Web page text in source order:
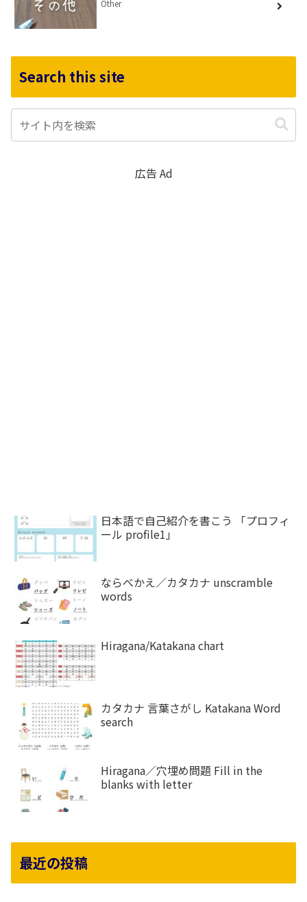
Other
Search this site
広告 Ad
日本語で自己紹介を書こう 「プロフィ
ール profile1」
ならべかえ／カタカナ unscramble
words
Hiragana/Katakana chart
カタカナ 言葉さがし Katakana Word
search
Hiragana／穴埋め問題 Fill in the
blanks with letter
最近の投稿